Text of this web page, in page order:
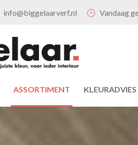
info@biggelaarverf.nl Vandaag
ASSORTIMENT KLEURADVIES